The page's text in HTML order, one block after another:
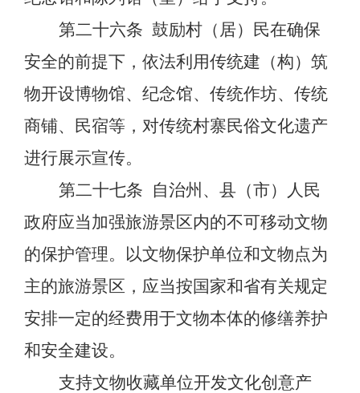
第二十六条 鼓励村（居）民在确保
安全的前提下，依法利用传统建（构）筑
物开设博物馆、纪念馆、传统作坊、传统
商铺、民宿等，对传统村寨民俗文化遗产
进行展示宣传。
第二十七条
自治州、县（市）人民
政府应当加强旅游景区内的不可移动文物
的保护管理。以文物保护单位和文物点为
主的旅游景区，应当按国家和省有关规定
安排一定的经费用于文物本体的修缮养护
和安全建设。
支持文物收藏单位开发文化创意产